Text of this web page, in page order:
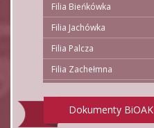
Filia Bieńkówka
Filia Jachówka
Filia Palcza
Filia Zachełmna
Dokumenty BiOAK